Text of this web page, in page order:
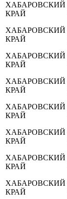
ХАБАРОВСКИЙ
КРАЙ
ХАБАРОВСКИЙ
КРАЙ
ХАБАРОВСКИЙ
КРАЙ
ХАБАРОВСКИЙ
КРАЙ
ХАБАРОВСКИЙ
КРАЙ
ХАБАРОВСКИЙ
КРАЙ
ХАБАРОВСКИЙ
КРАЙ
ХАБАРОВСКИЙ
КРАЙ